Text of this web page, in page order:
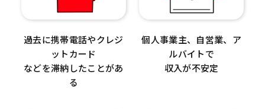
過去に携帯電話やクレジ
ットカード
などを滞納したことがあ
る
個人事業主、自営業、ア
ルバイトで
収入が不安定